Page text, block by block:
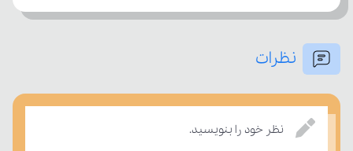
نظرات
نظر خود را بنویسید.